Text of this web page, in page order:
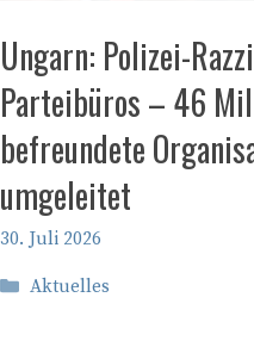
Ungarn: Polizei-
Parteibüros – 46
befreundete
umgeleitet
30. Juli 2026
Kategorien
Aktuelles